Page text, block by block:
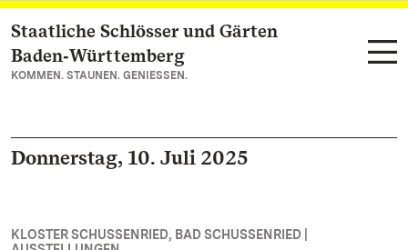
Zum Hauptinhalt springen
Staatliche Schlösser und Gärten
Baden‑Württemberg
KOMMEN. STAUNEN. GENIESSEN.
Donnerstag, 10. Juli 2025
KLOSTER SCHUSSENRIED, BAD SCHUSSENRIED |